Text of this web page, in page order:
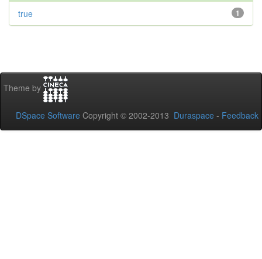
1
true
Theme by
DSpace Software Copyright © 2002-2013 Duraspace - Feedback